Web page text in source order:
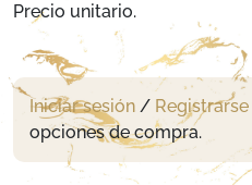
Precio unitario.
Iniciar sesión / Registrarse
opciones de compra.